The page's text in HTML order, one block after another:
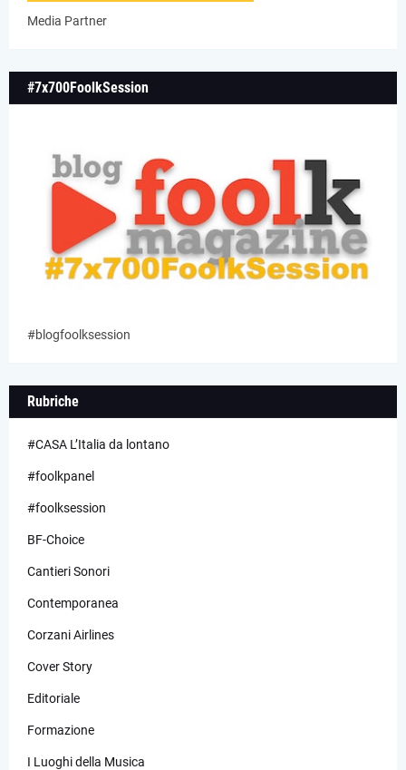
Media Partner
#7x700FoolkSession
#blogfoolksession
Rubriche
#CASA L’Italia da lontano
#foolkpanel
#foolksession
BF-Choice
Cantieri Sonori
Contemporanea
Corzani Airlines
Cover Story
Editoriale
Formazione
I Luoghi della Musica